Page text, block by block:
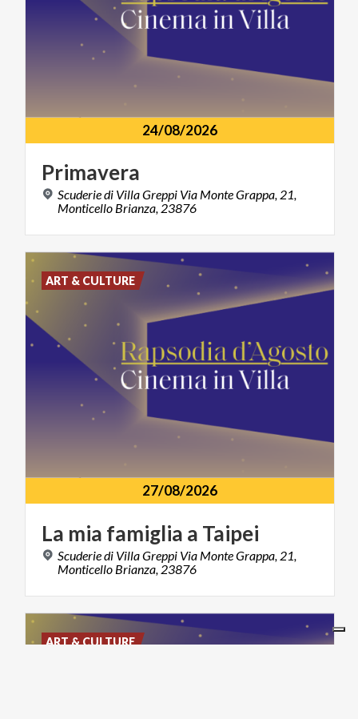
24/08/2026
Primavera
Scuderie di Villa Greppi Via Monte Grappa, 21,
Monticello Brianza, 23876
27/08/2026
La mia famiglia a Taipei
Scuderie di Villa Greppi Via Monte Grappa, 21,
Monticello Brianza, 23876
ART & CULTURE
ART & CULTURE